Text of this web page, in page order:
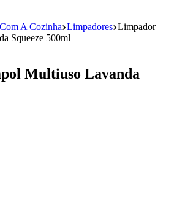
A Cozinha Limpadores Limpador
Squeeze 500ml
Multiuso Lavanda